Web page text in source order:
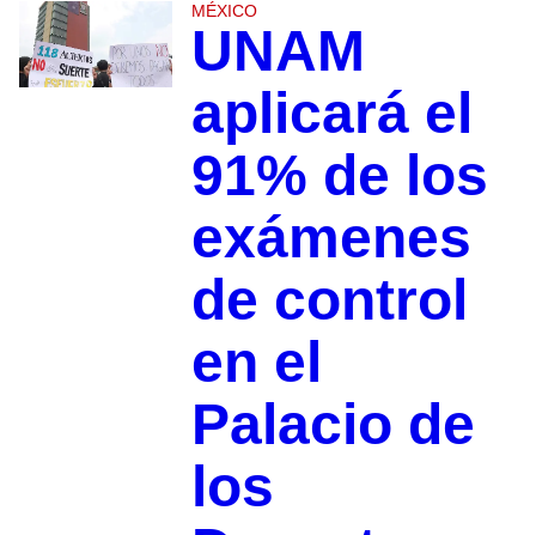
MÉXICO
UNAM
aplicará el
91% de los
exámenes
de control
en el
Palacio de
los